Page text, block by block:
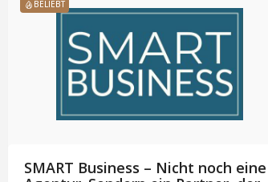
BELIEBT
SMART Business – Nicht noch eine